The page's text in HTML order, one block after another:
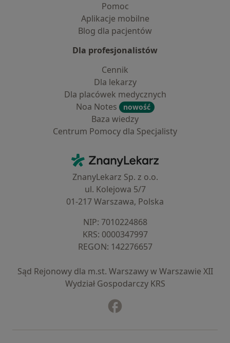
Pomoc
Aplikacje mobilne
Blog dla pacjentów
Dla profesjonalistów
Cennik
Dla lekarzy
Dla placówek medycznych
Noa Notes
nowość
Baza wiedzy
Centrum Pomocy dla Specjalisty
ZnanyLekarz - Strona główna
ZnanyLekarz Sp. z o.o.
ul. Kolejowa 5/7
01-217 Warszawa, Polska
NIP: ⁠7010224868
KRS: ⁠0000347997
REGON: ⁠142276657
Sąd Rejonowy dla m.st. Warszawy w Warszawie XII
Wydział Gospodarczy KRS